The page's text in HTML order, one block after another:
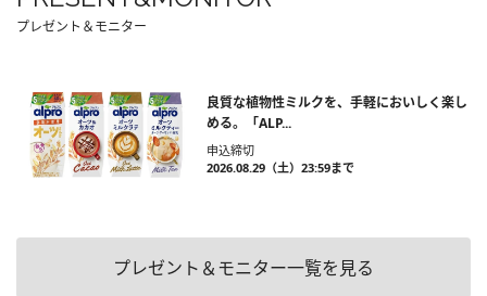
プレゼント＆モニター
良質な植物性ミルクを、手軽においしく楽し
める。「ALP...
申込締切
2026.08.29（土）23:59まで
プレゼント＆モニター一覧を見る